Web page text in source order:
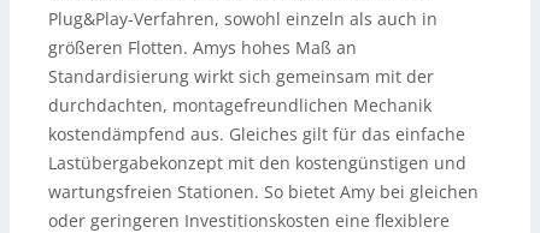
Plug&Play-Verfahren, sowohl einzeln als auch in
größeren Flotten. Amys hohes Maß an
Standardisierung wirkt sich gemeinsam mit der
durchdachten, montagefreundlichen Mechanik
kostendämpfend aus. Gleiches gilt für das einfache
Lastübergabekonzept mit den kostengünstigen und
wartungsfreien Stationen. So bietet Amy bei gleichen
oder geringeren Investitionskosten eine flexiblere